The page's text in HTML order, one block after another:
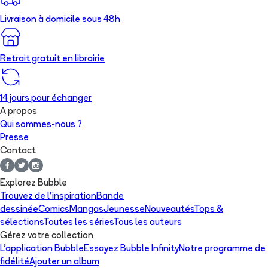
Livraison à domicile sous 48h
Retrait gratuit en librairie
14 jours pour échanger
A propos
Qui sommes-nous ?
Presse
Contact
Explorez Bubble
Trouvez de l'inspirationBande
dessinéeComicsMangasJeunesseNouveautésTops &
sélectionsToutes les sériesTous les auteurs
Gérez votre collection
L'application BubbleEssayez Bubble InfinityNotre programme de
fidélitéAjouter un album